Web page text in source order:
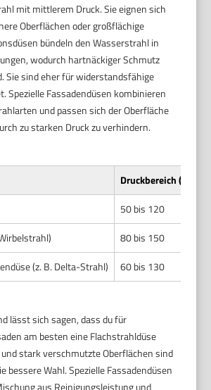
mit mittlerem Druck. Sie eignen sich
Oberflächen oder großflächige
bündeln den Wasserstrahl in
wodurch hartnäckiger Schmutz
Sie sind eher für widerstandsfähige
Spezielle Fassadendüsen kombinieren
und passen sich der Oberfläche
zu starken Druck zu verhindern.
Druckbereich (bar)
50 bis 120
80 bis 150
(z. B. Delta-Strahl)
60 bis 130
lässt sich sagen, dass du für
am besten eine Flachstrahldüse
stark verschmutzte Oberflächen sind
bessere Wahl. Spezielle Fassadendüsen
aus Reinigungsleistung und